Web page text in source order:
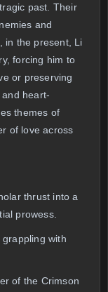
past. Their
and
in the present, Li
forcing him to
or preserving
heart-
themes of
of love across
thrust into a
prowess.
with
of the Crimson